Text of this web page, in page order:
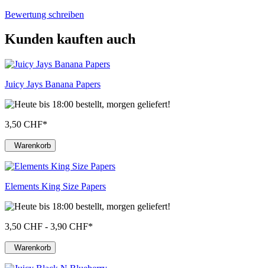
Bewertung schreiben
Kunden kauften auch
Juicy Jays Banana Papers
3,50 CHF*
Warenkorb
Elements King Size Papers
3,50 CHF - 3,90 CHF*
Warenkorb